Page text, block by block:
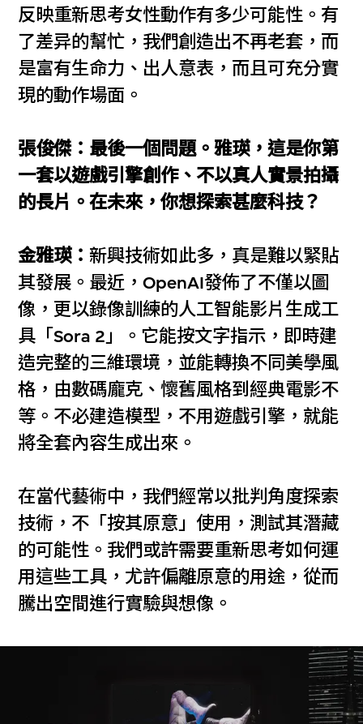
反映重新思考女性動作有多少可能性。有
了差异的幫忙，我們創造出不再老套，而
是富有生命力、出人意表，而且可充分實
現的動作場面。
張俊傑：最後一個問題。雅瑛，這是你第
一套以遊戲引擎創作、不以真人實景拍攝
的長片。在未來，你想探索甚麼科技？
金雅瑛： 新興技術如此多，真是難以緊貼
其發展。最近，OpenAI發佈了不僅以圖
像，更以錄像訓練的人工智能影片生成工
具「Sora 2」。它能按文字指示，即時建
造完整的三維環境，並能轉換不同美學風
格，由數碼龐克、懷舊風格到經典電影不
等。不必建造模型，不用遊戲引擎，就能
將全套內容生成出來。
在當代藝術中，我們經常以批判角度探索
技術，不「按其原意」使用，測試其潛藏
的可能性。我們或許需要重新思考如何運
用這些工具，尤許偏離原意的用途，從而
騰出空間進行實驗與想像。